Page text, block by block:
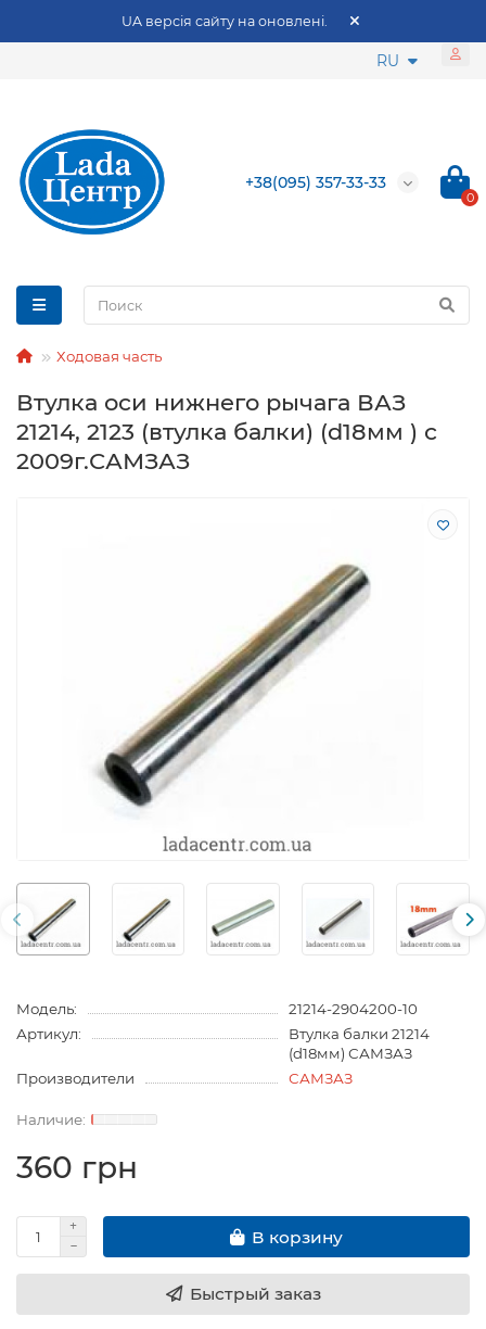
UA версія сайту на оновлені.
RU
+38(095) 357-33-33
0
Ходовая часть
Втулка оси нижнего рычага ВАЗ
21214, 2123 (втулка балки) (d18мм ) с
2009г.САМЗАЗ
Модель:
21214-2904200-10
Артикул:
Втулка балки 21214
(d18мм) САМЗАЗ
Производители
САМЗАЗ
360 грн
В корзину
Быстрый заказ